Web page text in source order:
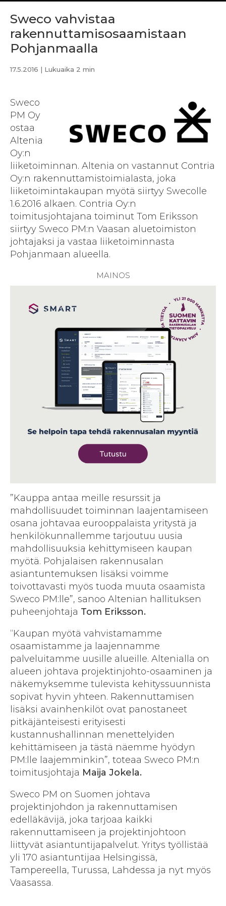
Sweco vahvistaa
rakennuttamisosaamistaan
Pohjanmaalla
17.5.2016 | Lukuaika 2 min
Sweco
PM Oy
ostaa
Altenia
Oy:n
liiketoiminnan. Altenia on vastannut Contria
Oy:n rakennuttamistoimialasta, joka
liiketoimintakaupan myötä siirtyy Swecolle
1.6.2016 alkaen. Contria Oy:n
toimitusjohtajana toiminut Tom Eriksson
siirtyy Sweco PM:n Vaasan aluetoimiston
johtajaksi ja vastaa liiketoiminnasta
Pohjanmaan alueella.
”Kauppa antaa meille resurssit ja
mahdollisuudet toiminnan laajentamiseen
osana johtavaa eurooppalaista yritystä ja
henkilökunnallemme tarjoutuu uusia
mahdollisuuksia kehittymiseen kaupan
myötä. Pohjalaisen rakennusalan
asiantuntemuksen lisäksi voimme
toivottavasti myös tuoda muuta osaamista
Sweco PM:lle”, sanoo Altenian hallituksen
puheenjohtaja Tom Eriksson.
“Kaupan myötä vahvistamamme
osaamistamme ja laajennamme
palveluitamme uusille alueille. Altenialla on
alueen johtava projektinjohto-osaaminen ja
näkemyksemme tulevista kehityssuunnista
sopivat hyvin yhteen. Rakennuttamisen
lisäksi avainhenkilöt ovat panostaneet
pitkäjänteisesti erityisesti
kustannushallinnan menettelyiden
kehittämiseen ja tästä näemme hyödyn
PM:lle laajemminkin”, toteaa Sweco PM:n
toimitusjohtaja Maija Jokela.
Sweco PM on Suomen johtava
projektinjohdon ja rakennuttamisen
edelläkävijä, joka tarjoaa kaikki
rakennuttamiseen ja projektinjohtoon
liittyvät asiantuntijapalvelut. Yritys työllistää
yli 170 asiantuntijaa Helsingissä,
Tampereella, Turussa, Lahdessa ja nyt myös
Vaasassa.